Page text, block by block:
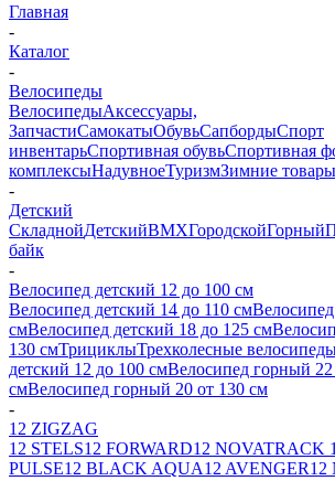
Главная
-
Каталог
-
Велосипеды
ВелосипедыАксессуары,
ЗапчастиСамокатыОбувьСапбордыСпорт
инвентарьСпортивная обувьСпортивная
комплексыНадувноеТуризмЗимние товары
-
Детский
СкладнойДетскийBMXГородскойГорный
байк
-
Велосипед детский 12 до 100 см
Велосипед детский 14 до 110 см
смВелосипед детский 18 до 125 см
130 смТрициклыТрехколесные
детский 12 до 100 смВелосипед горный 22
смВелосипед горный 20 от 130 см
-
12 ZIGZAG
12 STELS12 FORWARD12 NOVATRACK
PULSE12 BLACK AQUA12 AVENGER12